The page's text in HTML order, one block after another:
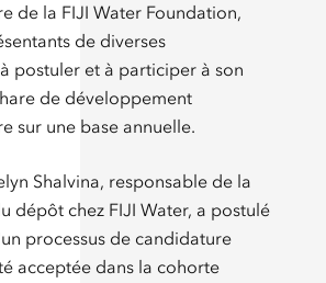
de la FIJI Water Foundation,
de diverses
postuler et à participer à son
de développement
sur une base annuelle.
Shalvina, responsable de la
dépôt chez FIJI Water, a postulé
processus de candidature
acceptée dans la cohorte